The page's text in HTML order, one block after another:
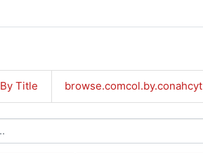
By Title browse.comcol.by.conahcyt